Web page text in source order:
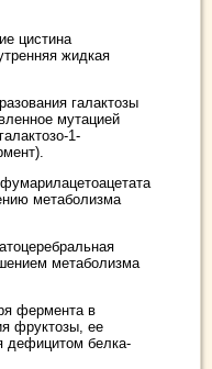
цистина
жидкая
галактозы
мутацией
1-
метаболизма
метаболизма
фермента в
фруктозы, ее
дефицитом белка-